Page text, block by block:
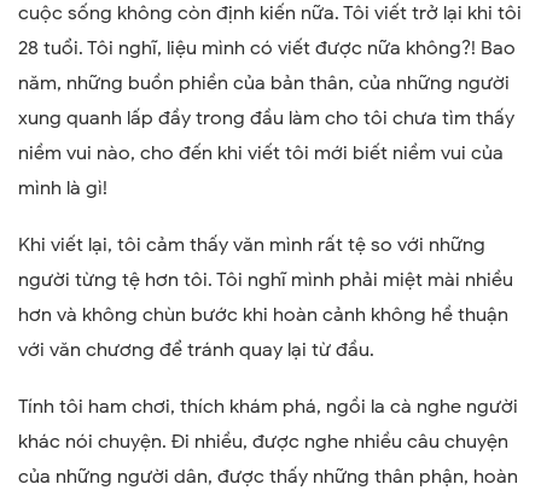
cuộc sống không còn định kiến nữa. Tôi viết trở lại khi tôi
28 tuổi. Tôi nghĩ, liệu mình có viết được nữa không?! Bao
năm, những buồn phiền của bản thân, của những người
xung quanh lấp đầy trong đầu làm cho tôi chưa tìm thấy
niềm vui nào, cho đến khi viết tôi mới biết niềm vui của
mình là gì!
Khi viết lại, tôi cảm thấy văn mình rất tệ so với những
người từng tệ hơn tôi. Tôi nghĩ mình phải miệt mài nhiều
hơn và không chùn bước khi hoàn cảnh không hề thuận
với văn chương để tránh quay lại từ đầu.
Tính tôi ham chơi, thích khám phá, ngồi la cà nghe người
khác nói chuyện. Đi nhiều, được nghe nhiều câu chuyện
của những người dân, được thấy những thân phận, hoàn